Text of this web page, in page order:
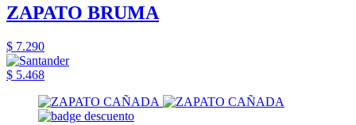
ZAPATO BRUMA
$ 7.290
$ 5.468